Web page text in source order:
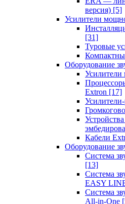
версия) [5]
Усилители
[31]
Туровые
Оборудование
Extron [17]
Кабели
Оборудование
Система
[13]
Система
EASY
Система
All-in-One